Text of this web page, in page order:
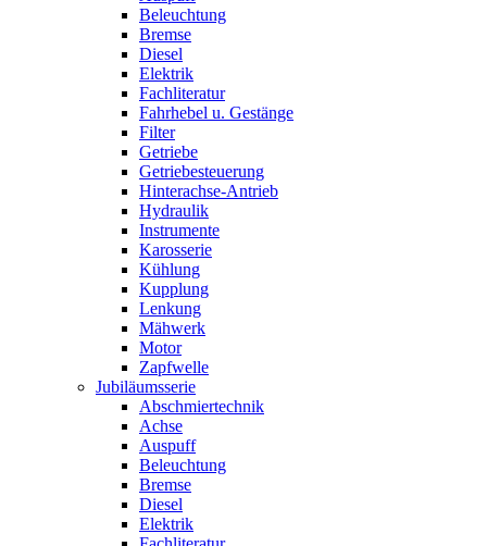
Beleuchtung
Bremse
Diesel
Elektrik
Fachliteratur
Fahrhebel u. Gestänge
Filter
Getriebe
Getriebesteuerung
Hinterachse-Antrieb
Hydraulik
Instrumente
Karosserie
Kühlung
Kupplung
Lenkung
Mähwerk
Motor
Zapfwelle
Jubiläumsserie
Abschmiertechnik
Achse
Auspuff
Beleuchtung
Bremse
Diesel
Elektrik